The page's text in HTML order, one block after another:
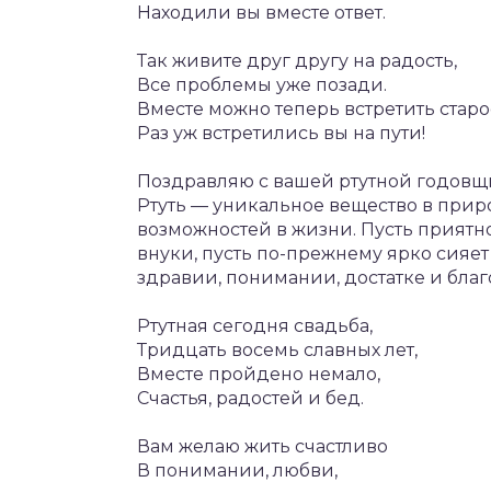
Находили вы вместе ответ.
Так живите друг другу на радость,
Все проблемы уже позади.
Вместе можно теперь встретить
Раз уж встретились вы на пути!
Поздравляю с вашей ртутной
Ртуть — уникальное вещество в
возможностей в жизни. Пусть
внуки, пусть по-прежнему ярко
здравии, понимании, достатке и
Ртутная сегодня свадьба,
Тридцать восемь славных лет,
Вместе пройдено немало,
Счастья, радостей и бед.
Вам желаю жить счастливо
В понимании, любви,